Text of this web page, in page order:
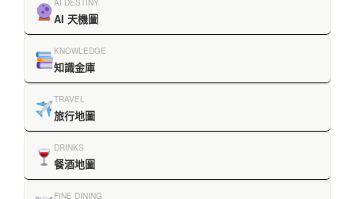
AI DESTINY
AI 天機圖
KNOWLEDGE
知識金庫
TRAVEL
旅行地圖
DRINKS
餐酒地圖
FINE DINING